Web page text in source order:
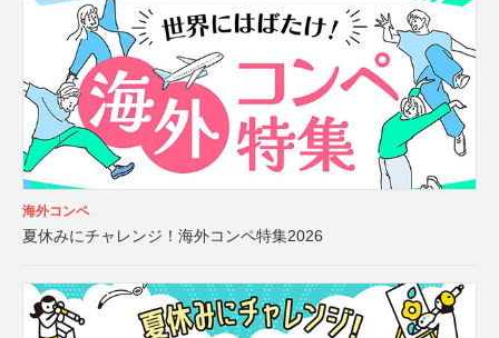
海外コンペ
夏休みにチャレンジ！海外コンペ特集2026